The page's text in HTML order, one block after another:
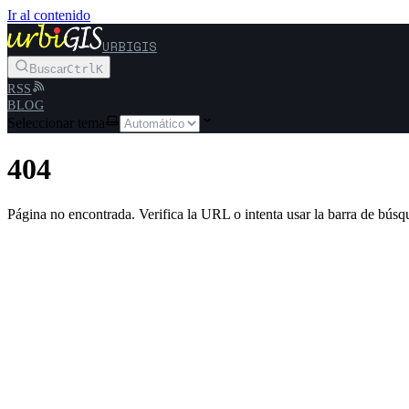
Ir al contenido
URBIGIS
BuscarCtrlK
RSS
BLOG
Seleccionar tema
404
Página no encontrada. Verifica la URL o intenta usar la barra de